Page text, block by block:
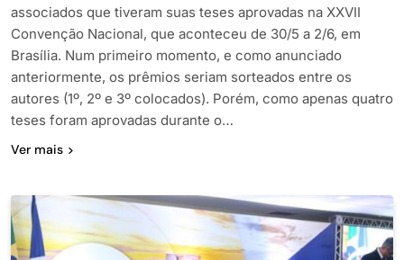
associados que tiveram suas teses aprovadas na XXVII
Convenção Nacional, que aconteceu de 30/5 a 2/6, em
Brasília. Num primeiro momento, e como anunciado
anteriormente, os prêmios seriam sorteados entre os
autores (1º, 2º e 3º colocados). Porém, como apenas quatro
teses foram aprovadas durante o…
Ver mais